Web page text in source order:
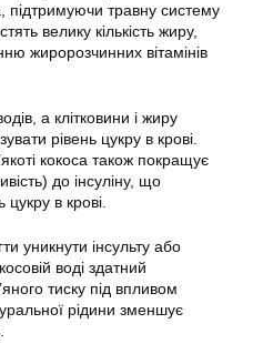
підтримуючи травну систему
велику кількість жиру,
жиророзчинних вітамінів
а клітковини і жиру
рівень цукру в крові.
кокоса також покращує
до інсуліну, що
в крові.
уникнути інсульту або
воді здатний
тиску під впливом
рідини зменшує